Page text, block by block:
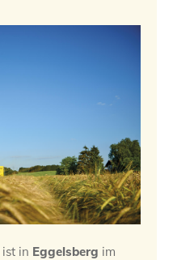
ist in Eggelsberg im